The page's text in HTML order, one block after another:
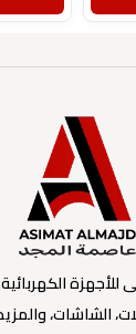
للأجهزة
الشاشات،